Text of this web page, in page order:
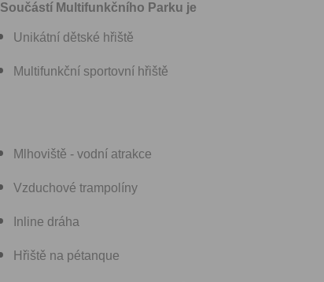
Součástí Multifunkčního Parku je
Unikátní dětské hřiště
Multifunkční sportovní hřiště
Mlhoviště - vodní atrakce
Vzduchové trampolíny
Inline dráha
Hřiště na pétanque